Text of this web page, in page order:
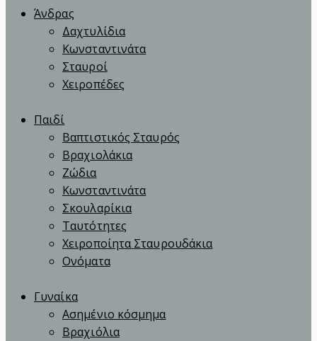
Άνδρας
Δαχτυλίδια
Κωνσταντινάτα
Σταυροί
Χειροπέδες
Παιδί
Βαπτιστικός Σταυρός
Βραχιολάκια
Ζώδια
Κωνσταντινάτα
Σκουλαρίκια
Ταυτότητες
Χειροποίητα Σταυρουδάκια
Ονόματα
Γυναίκα
Ασημένιο κόσμημα
Βραχιόλια